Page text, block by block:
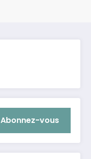
Abonnez-vous